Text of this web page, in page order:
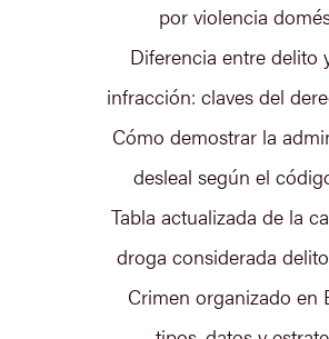
por violencia
Diferencia entre delito
infracción: claves del
Cómo demostrar la
desleal según el
Tabla actualizada de la
droga considerada
Crimen organizado en